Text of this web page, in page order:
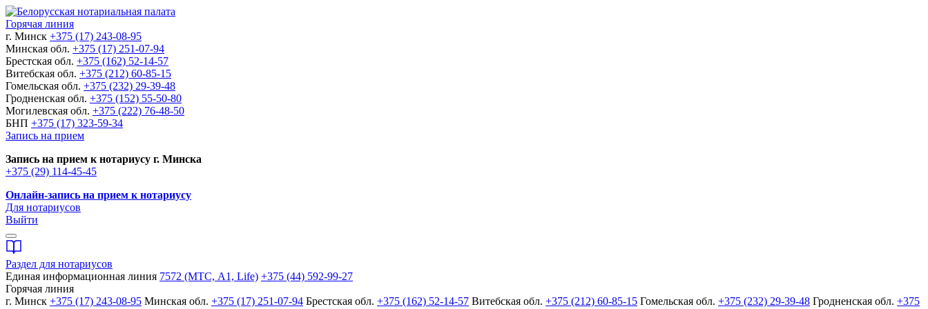
Горячая линия
г. Минск +375 (17) 243-08-95
Минская обл. +375 (17) 251-07-94
Брестская обл. +375 (162) 52-14-57
Витебская обл. +375 (212) 60-85-15
Гомельская обл. +375 (232) 29-39-48
Гродненская обл. +375 (152) 55-50-80
Могилевская обл. +375 (222) 76-48-50
БНП +375 (17) 323-59-34
Запись на прием
Запись на прием к нотариусу г. Минска
+375 (29) 114-45-45
Онлайн-запись на прием к нотариусу
Для нотариусов
Выйти
Раздел для нотариусов
Единая информационная линия 7572 (МТС, A1, Life) +375 (44) 592-99-27
Горячая линия
г. Минск +375 (17) 243-08-95 Минская обл. +375 (17) 251-07-94 Брестская обл. +375 (162) 52-14-57 Витебская обл. +375 (212) 60-85-15 Гомельская обл. +375 (232) 29-39-48 Гродненская обл. +375